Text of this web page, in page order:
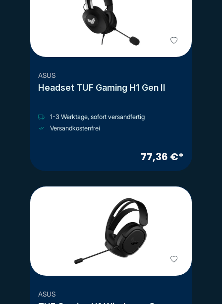
ASUS
Headset TUF Gaming H1 Gen II
1-3 Werktage, sofort versandfertig
Versandkostenfrei
77,36 €*
ASUS